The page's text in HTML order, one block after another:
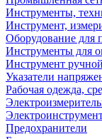
Инструменты,
Инструмент,
Оборудование для
Инструменты для
Инструмент
Указатели
Рабочая одежда,
Предохранители